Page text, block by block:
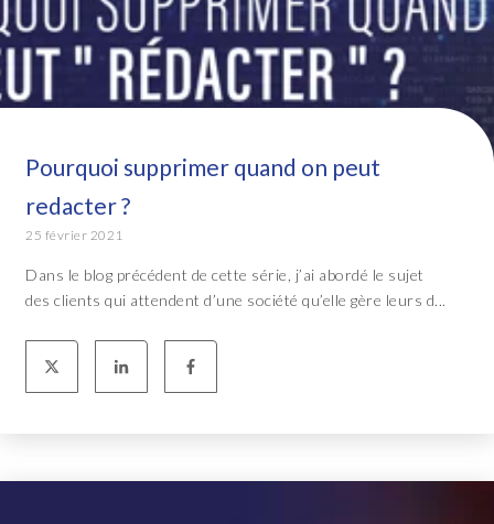
Pourquoi supprimer quand on peut
redacter ?
25 février 2021
Dans le blog précédent de cette série, j’ai abordé le sujet
des clients qui attendent d’une société qu’elle gère leurs d...